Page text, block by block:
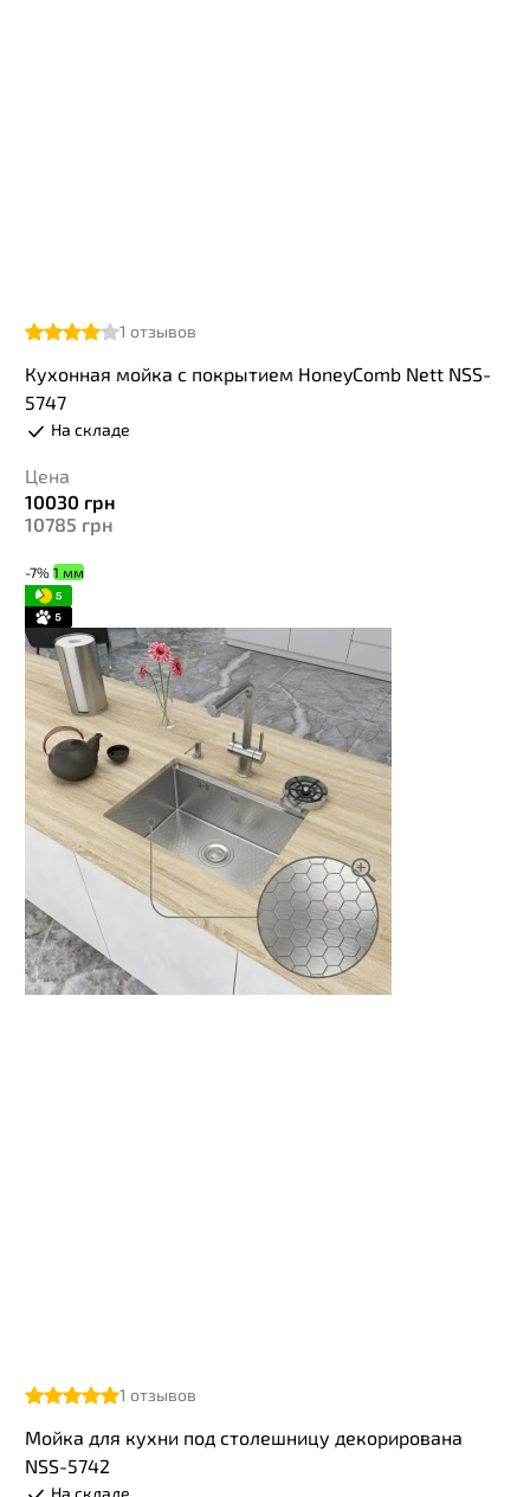
1 отзывов
Кухонная мойка с покрытием HoneyComb Nett NSS-
5747
На складе
Цена
10030 грн
10785 грн
-7% 1 мм
1 отзывов
Мойка для кухни под столешницу декорирована
NSS-5742
На складе